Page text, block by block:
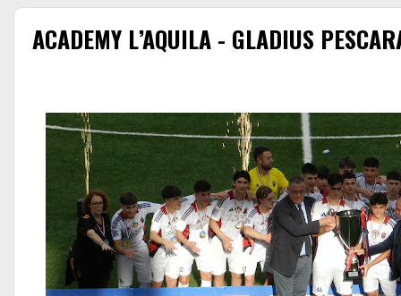
ACADEMY L’AQUILA - GLADIUS